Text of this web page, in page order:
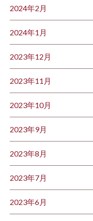
2024年2月
2024年1月
2023年12月
2023年11月
2023年10月
2023年9月
2023年8月
2023年7月
2023年6月